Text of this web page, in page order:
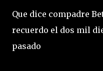
Que dice compadre
recuerdo el dos mil
pasado